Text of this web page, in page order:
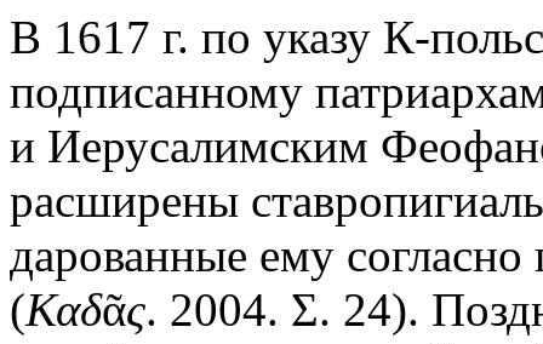
В 1617 г. по указу К-
подписанному
и Иерусалимским
расширены
дарованные ему
(Καδᾶς. 2004. Σ. 24).